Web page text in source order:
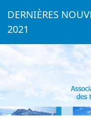
DERNIÈRES
2021